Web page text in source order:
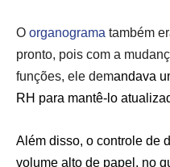
O organograma também
pronto, pois com a
funções, ele demandava
RH para mantê-lo
Além disso, o controle de
volume alto de papel, no